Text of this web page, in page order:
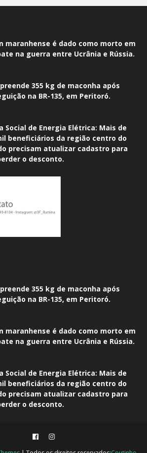
maranhense é dado como morto em
na guerra entre Ucrânia e Rússia.
355 kg de maconha após
na BR-135, em Peritoró.
Social de Energia Elétrica: Mais de
beneficiários da região centro do
precisam atualizar cadastro para
o desconto.
355 kg de maconha após
na BR-135, em Peritoró.
maranhense é dado como morto em
na guerra entre Ucrânia e Rússia.
Social de Energia Elétrica: Mais de
beneficiários da região centro do
precisam atualizar cadastro para
o desconto.